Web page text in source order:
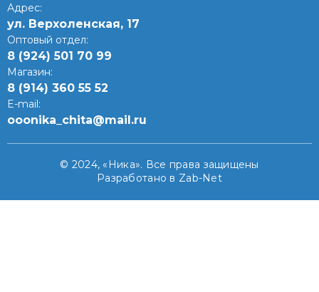
Адрес:
ул. Верхоленская, 17​
Оптовый отдел:
8 (924) 501 70 99
Магазин:
8 (914) 360 55 52
E-mail:
ooonika_chita@mail.ru
© 2024, «Ника». Все права защищены
Разработано в Zab-Net